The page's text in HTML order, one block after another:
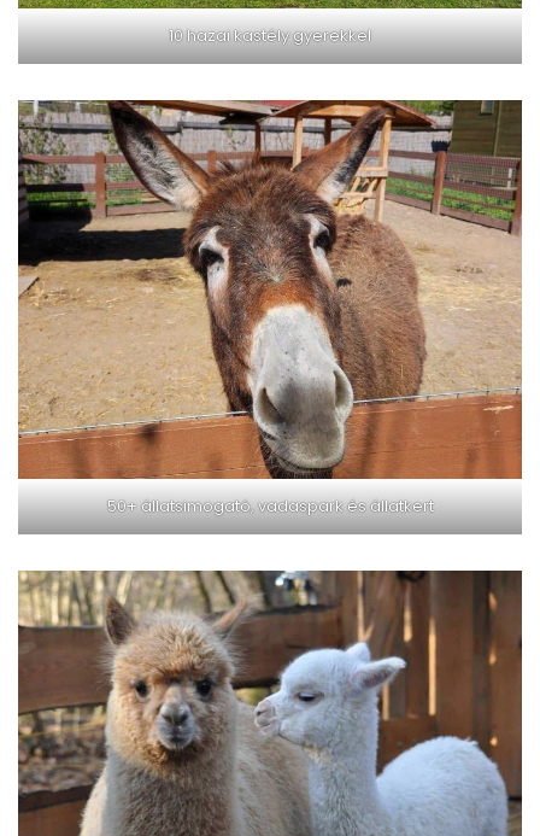
10 hazai kastély gyerekkel
50+ állatsimogató, vadaspark és állatkert